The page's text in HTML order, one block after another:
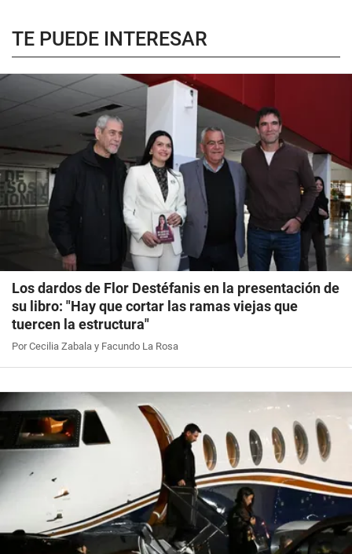
TE PUEDE INTERESAR
Los dardos de Flor Destéfanis en la presentación de
su libro: "Hay que cortar las ramas viejas que
tuercen la estructura"
Por Cecilia Zabala y Facundo La Rosa